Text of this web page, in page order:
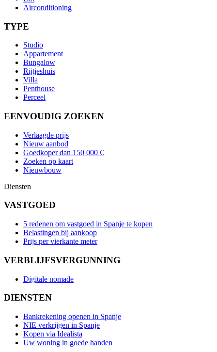
Airconditioning
TYPE
Studio
Appartement
Bungalow
Rijtjeshuis
Villa
Penthouse
Perceel
EENVOUDIG ZOEKEN
Verlaagde prijs
Nieuw aanbod
Goedkoper dan 150 000 €
Zoeken op kaart
Nieuwbouw
Diensten
VASTGOED
5 redenen om vastgoed in Spanje te kopen
Belastingen bij aankoop
Prijs per vierkante meter
VERBLIJFSVERGUNNING
Digitale nomade
DIENSTEN
Bankrekening openen in Spanje
NIE verkrijgen in Spanje
Kopen via Idealista
Uw woning in goede handen